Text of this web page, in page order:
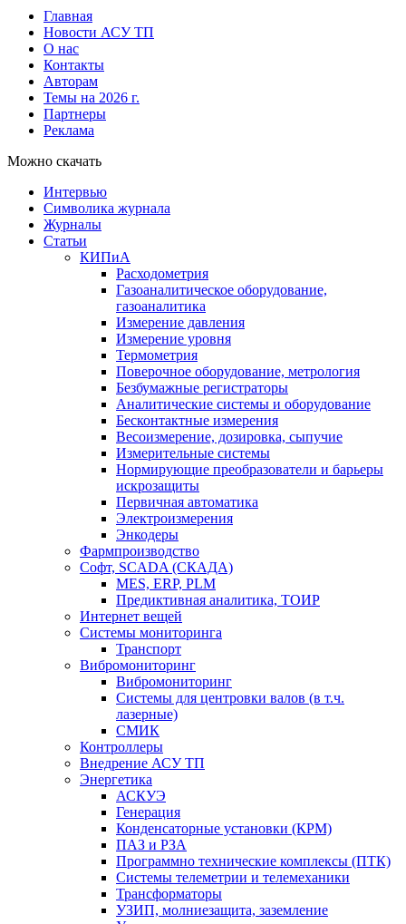
Главная
Новости АСУ ТП
О нас
Контакты
Авторам
Темы на 2026 г.
Партнеры
Реклама
Можно скачать
Интервью
Символика журнала
Журналы
Статьи
КИПиА
Расходометрия
Газоаналитическое оборудование,
газоаналитика
Измерение давления
Измерение уровня
Термометрия
Поверочное оборудование, метрология
Безбумажные регистраторы
Аналитические системы и оборудование
Бесконтактные измерения
Весоизмерение, дозировка, сыпучие
Измерительные системы
Нормирующие преобразователи и барьеры
искрозащиты
Первичная автоматика
Электроизмерения
Энкодеры
Фармпроизводство
Софт, SCADA (СКАДА)
MES, ERP, PLM
Предиктивная аналитика, ТОИР
Интернет вещей
Системы мониторинга
Транспорт
Вибромониторинг
Вибромониторинг
Системы для центровки валов (в т.ч.
лазерные)
СМИК
Контроллеры
Внедрение АСУ ТП
Энергетика
АСКУЭ
Генерация
Конденсаторные установки (КРМ)
ПАЗ и РЗА
Программно технические комплексы (ПТК)
Системы телеметрии и телемеханики
Трансформаторы
УЗИП, молниезащита, заземление